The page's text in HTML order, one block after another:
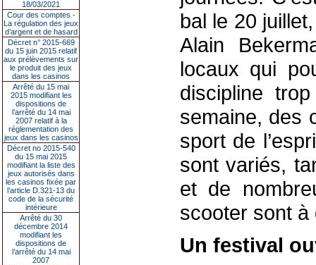
18/03/2021
Cour des comptes -
La régulation des jeux
d’argent et de hasard
Décret n° 2015-669
du 15 juin 2015 relatif
aux prélèvements sur
le produit des jeux
dans les casinos
Arrêté du 15 mai
2015 modifiant les
dispositions de
l’arrêté du 14 mai
2007 relatif à la
réglementation des
jeux dans les casinos
Décret no 2015-540
du 15 mai 2015
modifiant la liste des
jeux autorisés dans
les casinos fixée par
l’article D.321-13 du
code de la sécurité
intérieure
Arrêté du 30
décembre 2014
modifiant les
dispositions de
l’arrêté du 14 mai
2007
bal le 20
Alain
locaux qui
discipline
semaine, des
sport de
sont variés,
et de
scooter sont à
Un festival